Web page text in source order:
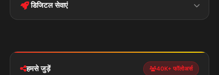
Privacy Policy
पॉलिटिकल झारखण्ड
डिजिटल सेवाएं
हमसे जुड़ें 40K+ फॉलोअर्स